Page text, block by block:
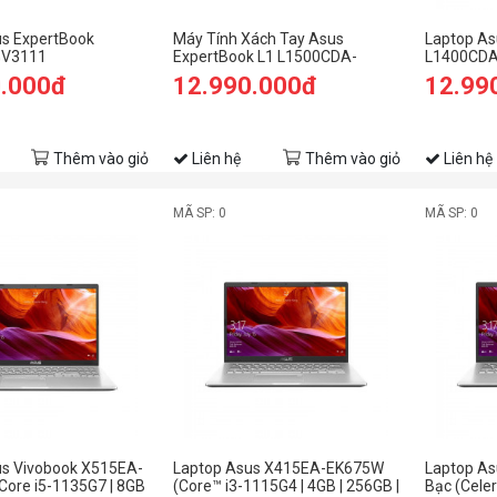
ExpertBook
Thêm vào giỏ
Máy Tính Xách Tay Asus
ExpertBook L1 L1500CDA-
EJ0531T AMD Ryzen 3
3250U/4GB DDR4/256GB SSD
12.990.000đ
Liên hệ Thêm vào giỏ
Laptop
3250U/
SSD/14
Liên hệ
Vivobook X515EA-
i5-1135G7 | 8GB
MÃ SP: 0
Laptop Asus X415EA-EK675W
(Core™ i3-1115G4 | 4GB | 256GB |
MÃ SP: 0
Laptop
Bạc